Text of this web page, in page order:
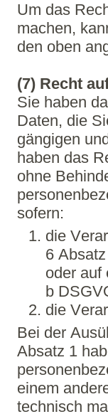
Um das
machen,
den oben
(7) Recht
Sie haben
Daten, die
gängigen
haben das
ohne
sofern:
die
6
oder auf
b
die
Bei der
Absatz 1
einem
technisch